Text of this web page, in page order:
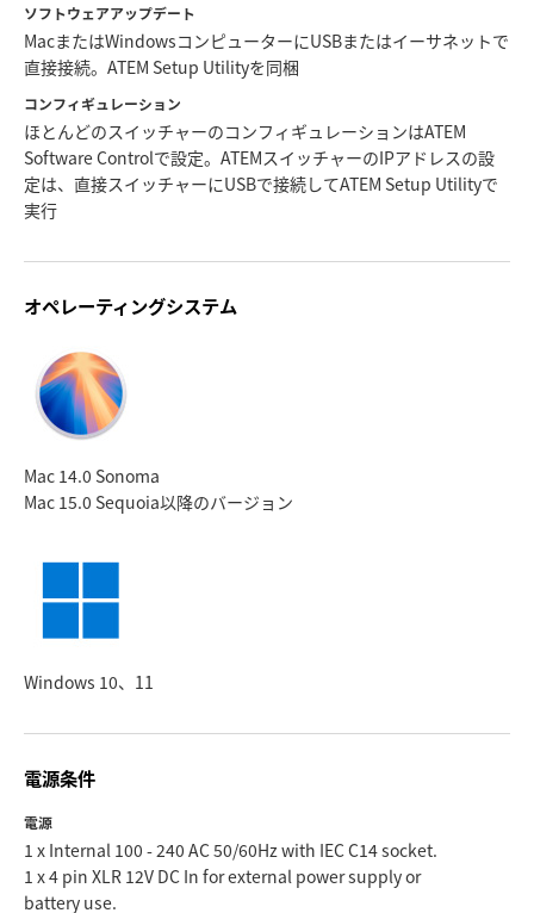
ソフトウェアアップデート
MacまたはWindowsコンピューターにUSBまたはイーサネットで
直接接続。ATEM Setup Utilityを同梱
コンフィギュレーション
ほとんどのスイッチャーのコンフィギュレーションはATEM
Software Controlで設定。ATEMスイッチャーのIPアドレスの設
定は、直接スイッチャーにUSBで接続してATEM Setup Utilityで
実行
オペレーティングシステム
Mac 14.0 Sonoma
Mac 15.0 Sequoia以降のバージョン
Windows 10、11
電源条件
電源
1 x Internal 100 - 240 AC 50/60Hz with IEC C14 socket.
1 x 4 pin XLR 12V DC In for external power supply or
battery use.